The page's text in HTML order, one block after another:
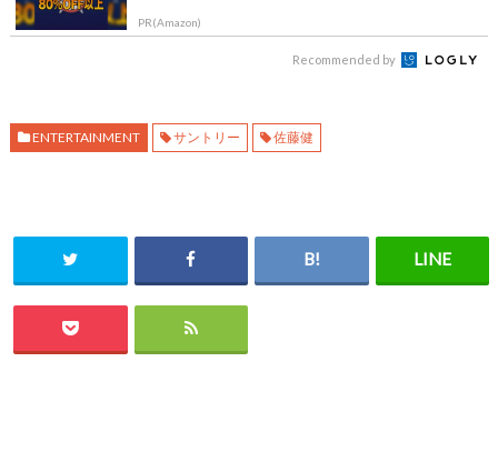
PR(Amazon)
Recommended by
ENTERTAINMENT サントリー 佐藤健